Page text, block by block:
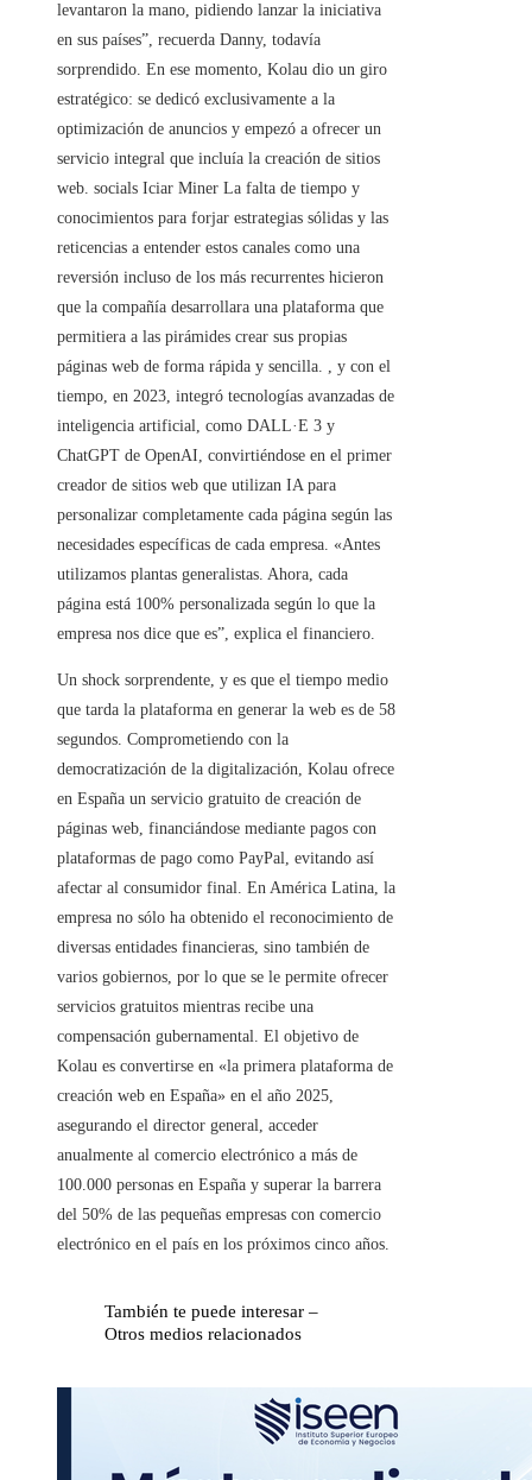
levantaron la mano, pidiendo lanzar la iniciativa
en sus países”, recuerda Danny, todavía
sorprendido. En ese momento, Kolau dio un giro
estratégico: se dedicó exclusivamente a la
optimización de anuncios y empezó a ofrecer un
servicio integral que incluía la creación de sitios
web. socials Iciar Miner La falta de tiempo y
conocimientos para forjar estrategias sólidas y las
reticencias a entender estos canales como una
reversión incluso de los más recurrentes hicieron
que la compañía desarrollara una plataforma que
permitiera a las pirámides crear sus propias
páginas web de forma rápida y sencilla. , y con el
tiempo, en 2023, integró tecnologías avanzadas de
inteligencia artificial, como DALL·E 3 y
ChatGPT de OpenAI, convirtiéndose en el primer
creador de sitios web que utilizan IA para
personalizar completamente cada página según las
necesidades específicas de cada empresa. «Antes
utilizamos plantas generalistas. Ahora, cada
página está 100% personalizada según lo que la
empresa nos dice que es”, explica el financiero.
Un shock sorprendente, y es que el tiempo medio
que tarda la plataforma en generar la web es de 58
segundos. Comprometiendo con la
democratización de la digitalización, Kolau ofrece
en España un servicio gratuito de creación de
páginas web, financiándose mediante pagos con
plataformas de pago como PayPal, evitando así
afectar al consumidor final. En América Latina, la
empresa no sólo ha obtenido el reconocimiento de
diversas entidades financieras, sino también de
varios gobiernos, por lo que se le permite ofrecer
servicios gratuitos mientras recibe una
compensación gubernamental. El objetivo de
Kolau es convertirse en «la primera plataforma de
creación web en España» en el año 2025,
asegurando el director general, acceder
anualmente al comercio electrónico a más de
100.000 personas en España y superar la barrera
del 50% de las pequeñas empresas con comercio
electrónico en el país en los próximos cinco años.
También te puede interesar –
Otros medios relacionados